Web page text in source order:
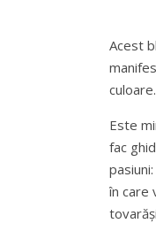
Acest
Este
fac
în care